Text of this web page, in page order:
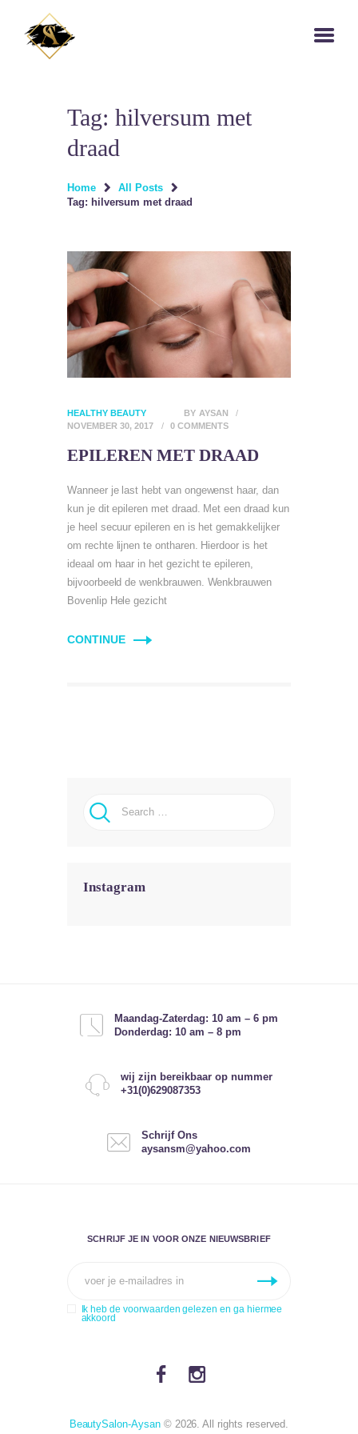
Tag: hilversum met
draad
Home
All Posts
Tag: hilversum met draad
BEHANDELINGEN
CONTACTS
HEALTHY BEAUTY BY AYSAN
NOVEMBER 30, 2017
0 COMMENTS
EPILEREN MET DRAAD
Wanneer je last hebt van ongewenst haar, dan
kun je dit epileren met draad. Met een draad kun
je heel secuur epileren en is het gemakkelijker
om rechte lijnen te ontharen. Hierdoor is het
ideaal om haar in het gezicht te epileren,
bijvoorbeeld de wenkbrauwen. Wenkbrauwen
Bovenlip Hele gezicht
CONTINUE
Search for:
Instagram
Maandag-Zaterdag: 10 am – 6 pm
Donderdag: 10 am – 8 pm
wij zijn bereikbaar op nummer
+31(0)629087353
Schrijf Ons
aysansm@yahoo.com
SCHRIJF JE IN VOOR ONZE NIEUWSBRIEF
Ik heb de voorwaarden gelezen en ga hiermee
akkoord
BeautySalon-Aysan© 2026. All rights reserved.